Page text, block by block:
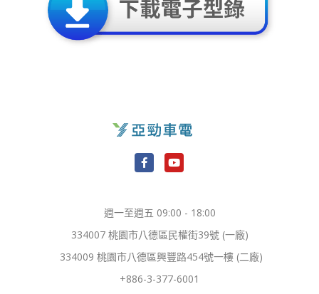
F
e
b
o
o
k
-
Y
t
u
b
e
週一至週五 09:00 - 18:00
334007 桃園市八德區民權街39號 (一廠)
334009 桃園市八德區興豐路454號一樓 (二廠)
+886-3-377-6001